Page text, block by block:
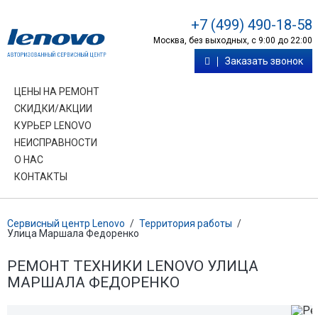
+7 (499) 490-18-58
Москва, без выходных, с 9:00 до 22:00
Заказать звонок
ЦЕНЫ НА РЕМОНТ
СКИДКИ/АКЦИИ
КУРЬЕР LENOVO
НЕИСПРАВНОСТИ
О НАС
КОНТАКТЫ
Сервисный центр Lenovo / Территория работы /
Улица Маршала Федоренко
РЕМОНТ ТЕХНИКИ LENOVO УЛИЦА
МАРШАЛА ФЕДОРЕНКО